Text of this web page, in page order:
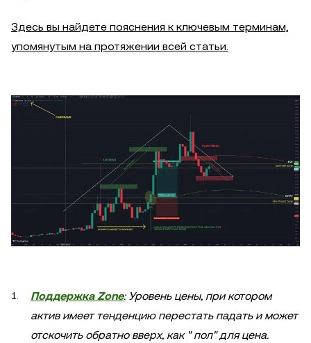
Здесь вы найдете пояснения к ключевым терминам,
упомянутым на протяжении всей статьи.
Поддержка Zone: Уровень цены, при котором
актив имеет тенденцию перестать падать и может
отскочить обратно вверх, как " пол" для цена.